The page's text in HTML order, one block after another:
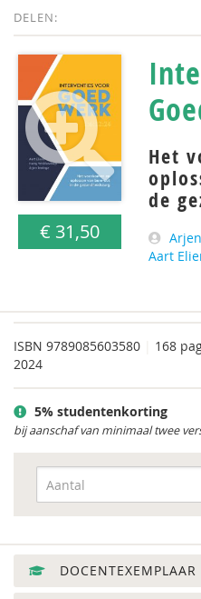
DELEN:
€ 31,50
Het
de
Aart
ISBN 9789085603580 168
2024
5% studentenkorting
bij aanschaf van minimaal twee
DOCENTEXEMPLAAR